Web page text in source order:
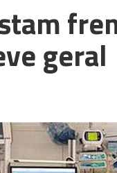
geral